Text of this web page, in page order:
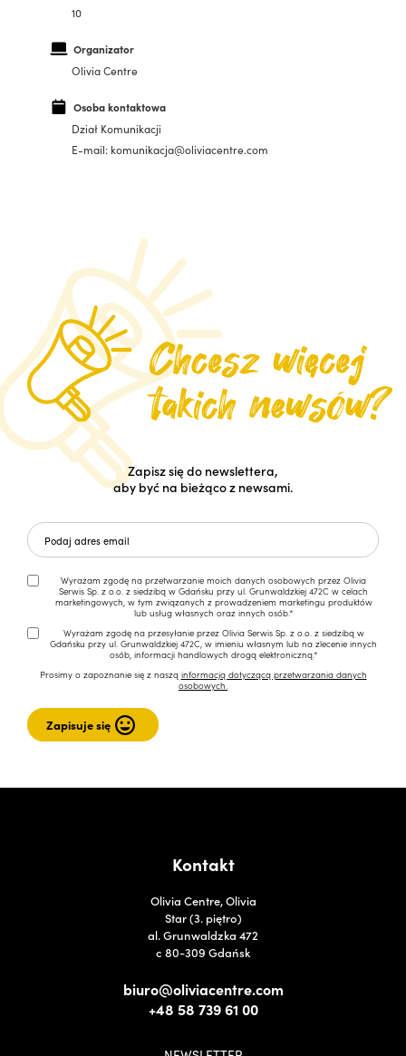
10
Organizator
Olivia Centre
Osoba kontaktowa
Dział Komunikacji
E-mail: komunikacja@oliviacentre.com
Zapisz się do newslettera,
aby być na bieżąco z newsami.
Wyrażam zgodę na przetwarzanie moich danych osobowych przez Olivia
Serwis Sp. z o.o. z siedzibą w Gdańsku przy ul. Grunwaldzkiej 472C w celach
marketingowych, w tym związanych z prowadzeniem marketingu produktów
lub usług własnych oraz innych osób.*
Wyrażam zgodę na przesyłanie przez Olivia Serwis Sp. z o.o. z siedzibą w
Gdańsku przy ul. Grunwaldzkiej 472C, w imieniu własnym lub na zlecenie innych
osób, informacji handlowych drogą elektroniczną.*
Prosimy o zapoznanie się z naszą informacją dotyczącą przetwarzania danych
osobowych.
Kontakt
Olivia Centre, Olivia
Star (3. piętro)
al. Grunwaldzka 472
c 80-309 Gdańsk
biuro@oliviacentre.com
+48 58 739 61 00